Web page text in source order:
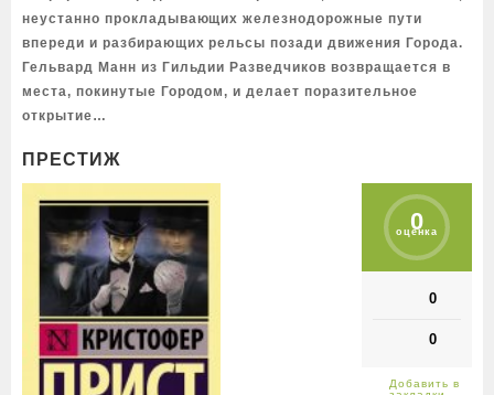
неустанно прокладывающих железнодорожные пути
впереди и разбирающих рельсы позади движения Города.
Гельвард Манн из Гильдии Разведчиков возвращается в
места, покинутые Городом, и делает поразительное
открытие…
ПРЕСТИЖ
0
оценка
0
0